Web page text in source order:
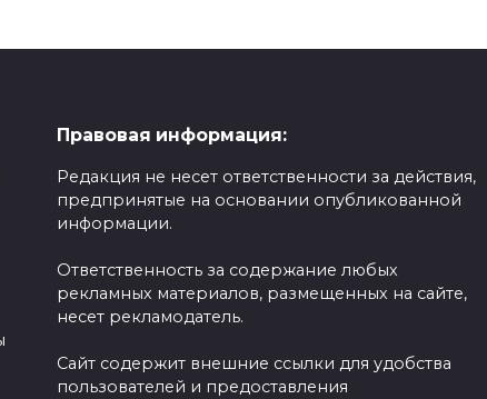
Правовая информация:
Редакция не несет ответственности за действия,
предпринятые на основании опубликованной
информации.
Ответственность за содержание любых
рекламных материалов, размещенных на сайте,
несет рекламодатель.
Сайт содержит внешние ссылки для удобства
пользователей и предоставления